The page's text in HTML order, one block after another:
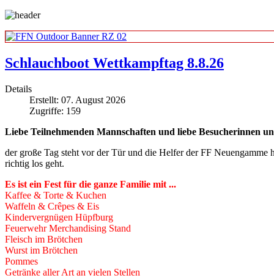
Schlauchboot Wettkampftag 8.8.26
Details
Erstellt: 07. August 2026
Zugriffe: 159
Liebe Teilnehmenden Mannschaften und liebe Besucherinnen
der große Tag steht vor der Tür und die Helfer der FF Neuengamme
richtig los geht.
Es ist ein Fest für die ganze Familie mit ...
Kaffee & Torte & Kuchen
Waffeln & Crêpes & Eis
Kindervergnügen Hüpfburg
Feuerwehr Merchandising Stand
Fleisch im Brötchen
Wurst im Brötchen
Pommes
Getränke aller Art an vielen Stellen